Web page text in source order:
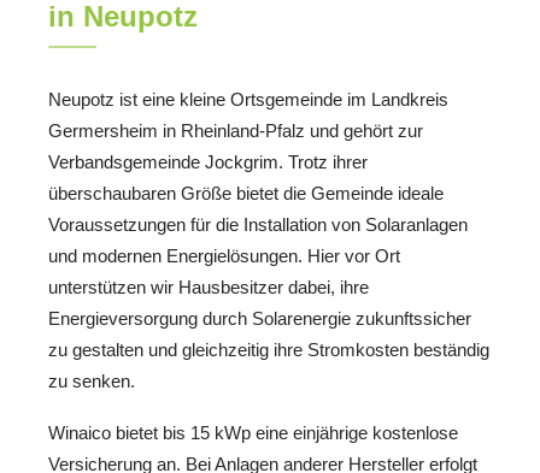
in Neupotz
Neupotz ist eine kleine Ortsgemeinde im Landkreis
Germersheim in Rheinland-Pfalz und gehört zur
Verbandsgemeinde Jockgrim. Trotz ihrer
überschaubaren Größe bietet die Gemeinde ideale
Voraussetzungen für die Installation von Solaranlagen
und modernen Energielösungen. Hier vor Ort
unterstützen wir Hausbesitzer dabei, ihre
Energieversorgung durch Solarenergie zukunftssicher
zu gestalten und gleichzeitig ihre Stromkosten beständig
zu senken.
Winaico bietet bis 15 kWp eine einjährige kostenlose
Versicherung an. Bei Anlagen anderer Hersteller erfolgt